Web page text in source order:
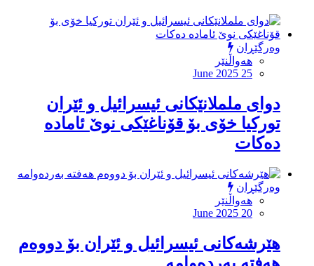
وەرگێڕان
هەواڵنێر
June 2025 25
دوای ململانێكانی ئیسرائیل و ئێران
توركیا خۆی بۆ قۆناغێكی نوێ ئامادە
دەكات
وەرگێڕان
هەواڵنێر
June 2025 20
هێرشەكانی ئیسرائیل و ئێران بۆ دووەم